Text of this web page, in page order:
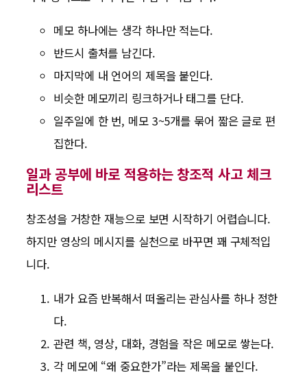
메모 하나에는 생각 하나만 적는다.
반드시 출처를 남긴다.
마지막에 내 언어의 제목을 붙인다.
비슷한 메모끼리 링크하거나 태그를 단다.
일주일에 한 번, 메모 3~5개를 묶어 짧은 글로 편
집한다.
일과 공부에 바로 적용하는 창조적 사고 체크
리스트
창조성을 거창한 재능으로 보면 시작하기 어렵습니다.
하지만 영상의 메시지를 실천으로 바꾸면 꽤 구체적입
니다.
내가 요즘 반복해서 떠올리는 관심사를 하나 정한
다.
관련 책, 영상, 대화, 경험을 작은 메모로 쌓는다.
각 메모에 “왜 중요한가”라는 제목을 붙인다.